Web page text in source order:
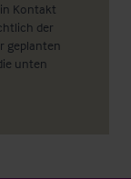
Kontakt
der
geplanten
unten